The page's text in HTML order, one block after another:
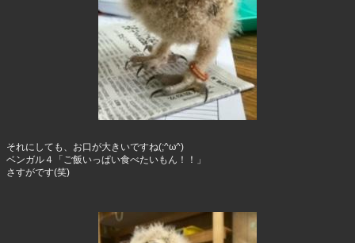
それにしても、お口が大きいですね(;^ω^)
ベンガル４「ご飯いっぱい食べたいもん！！」
さすがです(笑)